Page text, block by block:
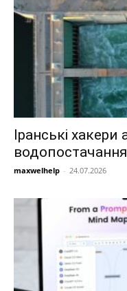
Іранські
maxwelhelp - 24.07.2026